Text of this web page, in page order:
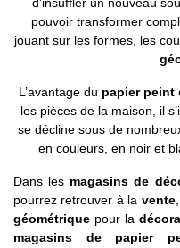
d’insuffler un nouveau
pouvoir transformer
jouant sur les formes, les
L’avantage du papier peint
les pièces de la maison, il
se décline sous de
en couleurs, en noir et
Dans les magasins de
pourrez retrouver à la vente
géométrique pour la
magasins de papier